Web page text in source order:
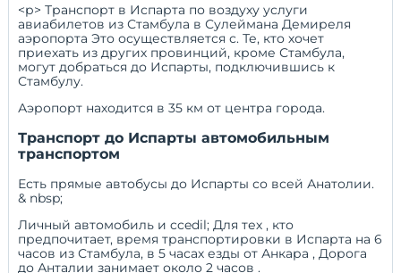
<р> Транспорт в Испарта по воздухууслуги
авиабилетов из Стамбула в Сулеймана Демиреля
аэропорта Это осуществляется с. Те, кто хочет
приехать из других провинций, кроме Стамбула,
могут добраться до Испарты, подключившись к
Стамбулу.
Аэропорт находится в 35 км от центра города.
Транспорт до Испарты автомобильным
транспортом
Есть прямые автобусы до Испарты со всей Анатолии.
& nbsp;
Личный автомобиль и ccedil; Для тех , кто
предпочитает, время транспортировки в Испарта на 6
часов из Стамбула, в 5 часах езды отАнкара , Дорога
до Анталии занимает около 2 часов .